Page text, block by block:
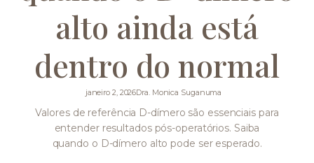
alto ainda está
dentro do normal
janeiro 2, 2026Dra. Monica Suganuma
Valores de referência D-dímero são essenciais para
entender resultados pós-operatórios. Saiba
quando o D-dímero alto pode ser esperado.